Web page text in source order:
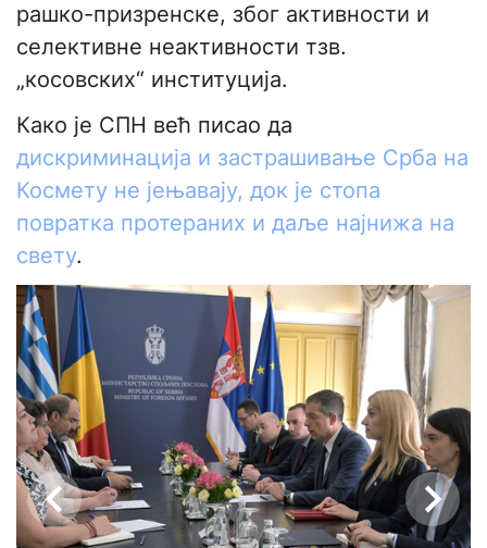
рашко-призренске, због активности и
селективне неактивности тзв.
„косовских“ институција.
Како је СПН већ писао да
дискриминација и застрашивање Срба на
Космету не јењавају, док је стопа
повратка протераних и даље најнижа на
свету.